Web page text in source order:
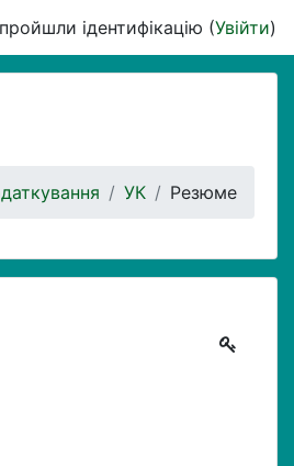
ідентифікацію (Увійти)
УК Резюме